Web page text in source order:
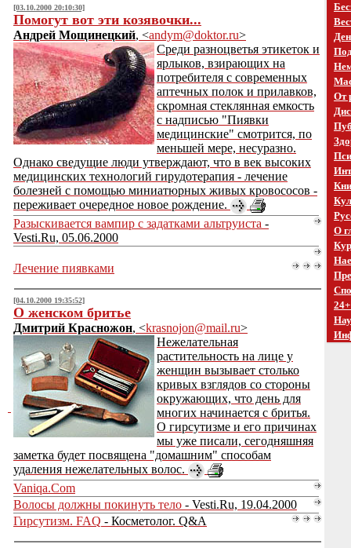
[03.10.2000 20:10:30]
Помогут вот эти козявочки...
Андрей Мощинецкий, <andym@doktor.ru>
Среди разноцветья этикеток и
ярлыков, взирающих на
потребителя с современных
аптечных полок и прилавков,
скромная стеклянная емкость
с надписью "Пиявки
медицинские" смотрится, по
меньшей мере, несуразно.
Однако сведущие люди утверждают, что в век высоких
медицинских технологий гирудотерапия - лечение
болезней с помощью миниатюрных живых кровососов -
переживает очередное новое рождение.
Разыскивается вампир с задатками альтруиста -
Vesti.Ru, 05.06.2000
Лечение пиявками
[04.10.2000 19:35:52]
О женском бритье
Дмитрий Красножон, <krasnojon@mail.ru>
Нежелательная
растительность на лице у
женщин вызывает столько
кривых взглядов со стороны
окружающих, что день для
многих начинается с бритья.
О гирсутизме и его причинах
мы уже писали, сегодняшняя
заметка будет посвящена "домашним" способам
удаления нежелательных волос.
Vaniqa.Com
Волосы должны покинуть тело - Vesti.Ru, 19.04.2000
Гирсутизм. FAQ - Косметолог. Q&A
От
О